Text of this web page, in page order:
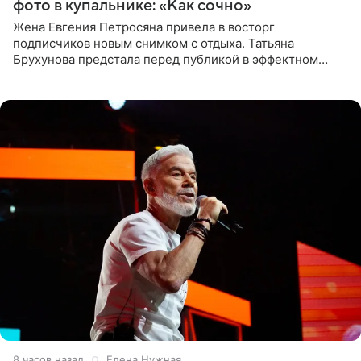
фото в купальнике: «Как сочно»
Жена Евгения Петросяна привела в восторг
подписчиков новым снимком с отдыха. Татьяна
Брухунова предстала перед публикой в эффектном